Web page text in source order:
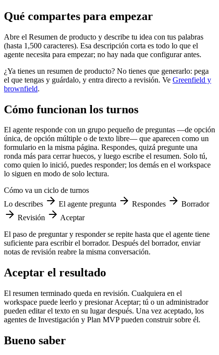
Qué compartes para empezar
Abre el Resumen de producto y describe tu idea con tus palabras
(hasta 1,500 caracteres). Esa descripción corta es todo lo que el
agente necesita para empezar; no hay nada que configurar antes.
¿Ya tienes un resumen de producto? No tienes que generarlo: pega
el que tengas y guárdalo, y entra directo a revisión. Ve Greenfield y
brownfield.
Cómo funcionan los turnos
El agente responde con un grupo pequeño de preguntas —de opción
única, de opción múltiple o de texto libre— que aparecen como un
formulario en la misma página. Respondes, quizá pregunte una
ronda más para cerrar huecos, y luego escribe el resumen. Solo tú,
como quien lo inició, puedes responder; los demás en el workspace
lo siguen en modo de solo lectura.
Cómo va un ciclo de turnos
Lo describes
El agente pregunta Respondes
Borrador
Revisión
Aceptar
El paso de preguntar y responder se repite hasta que el agente tiene
suficiente para escribir el borrador. Después del borrador, enviar
notas de revisión reabre la misma conversación.
Aceptar el resultado
El resumen terminado queda en revisión. Cualquiera en el
workspace puede leerlo y presionar Aceptar; tú o un administrador
pueden editar el texto en su lugar después. Una vez aceptado, los
agentes de Investigación y Plan MVP pueden construir sobre él.
Bueno saber